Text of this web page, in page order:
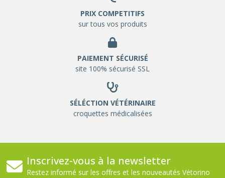
PRIX COMPETITIFS
sur tous vos produits
PAIEMENT SÉCURISÉ
site 100% sécurisé SSL
SÉLÉCTION VÉTÉRINAIRE
croquettes médicalisées
Inscrivez-vous à la newsletter
Restez informé sur les offres et les nouveautés Vétorino